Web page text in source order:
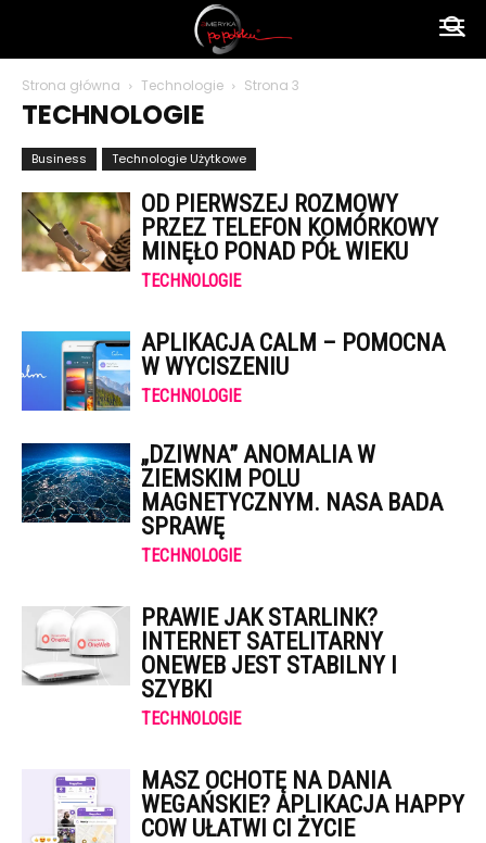
polsku
Strona główna Technologie Strona 3
TECHNOLOGIE
Business Technologie Użytkowe
OD PIERWSZEJ ROZMOWY
PRZEZ TELEFON KOMÓRKOWY
MINĘŁO PONAD PÓŁ WIEKU
TECHNOLOGIE
APLIKACJA CALM – POMOCNA
W WYCISZENIU
TECHNOLOGIE
„DZIWNA” ANOMALIA W
ZIEMSKIM POLU
MAGNETYCZNYM. NASA BADA
SPRAWĘ
TECHNOLOGIE
PRAWIE JAK STARLINK?
INTERNET SATELITARNY
ONEWEB JEST STABILNY I
SZYBKI
TECHNOLOGIE
MASZ OCHOTĘ NA DANIA
WEGAŃSKIE? APLIKACJA HAPPY
COW UŁATWI CI ŻYCIE